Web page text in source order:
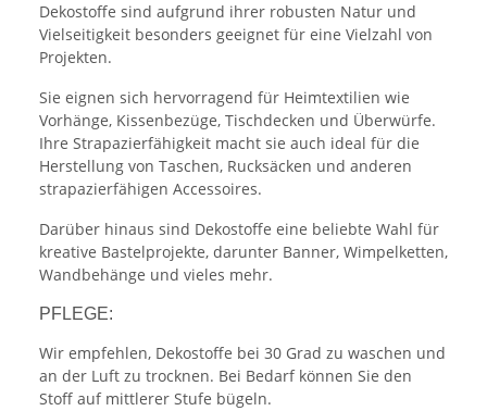
Dekostoffe sind aufgrund ihrer robusten Natur und
Vielseitigkeit besonders geeignet für eine Vielzahl von
Projekten.
Sie eignen sich hervorragend für Heimtextilien wie
Vorhänge, Kissenbezüge, Tischdecken und Überwürfe.
Ihre Strapazierfähigkeit macht sie auch ideal für die
Herstellung von Taschen, Rucksäcken und anderen
strapazierfähigen Accessoires.
Darüber hinaus sind Dekostoffe eine beliebte Wahl für
kreative Bastelprojekte, darunter Banner, Wimpelketten,
Wandbehänge und vieles mehr.
PFLEGE:
Wir empfehlen, Dekostoffe bei 30 Grad zu waschen und
an der Luft zu trocknen. Bei Bedarf können Sie den
Stoff auf mittlerer Stufe bügeln.